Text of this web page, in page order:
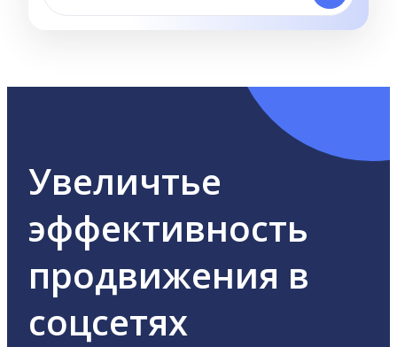
Увеличтье
эффективность
продвижения в
соцсетях